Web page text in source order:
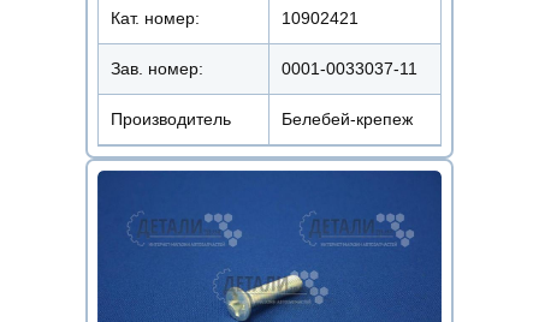
Кат. номер: 10902421
Зав. номер: 0001-0033037-11
Производитель Белебей-крепеж